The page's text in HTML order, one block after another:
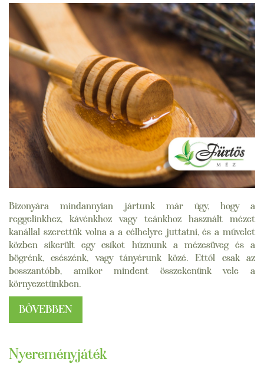
Bizonyára mindannyian jártunk már úgy, hogy a
reggelinkhez, kávénkhoz vagy teánkhoz használt mézet
kanállal szerettük volna a a célhelyre juttatni, és a művelet
közben sikerült egy csíkot húznunk a mézesüveg és a
bögrénk, csészénk, vagy tányérunk közé. Ettől csak az
bosszantóbb, amikor mindent összekenünk vele a
környezetünkben.
BŐVEBBEN
Nyereményjáték